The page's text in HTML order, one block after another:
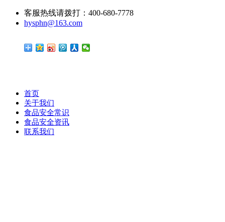
客服热线请拨打：400-680-7778
hysphn@163.com
首页
关于我们
食品安全常识
食品安全资讯
联系我们